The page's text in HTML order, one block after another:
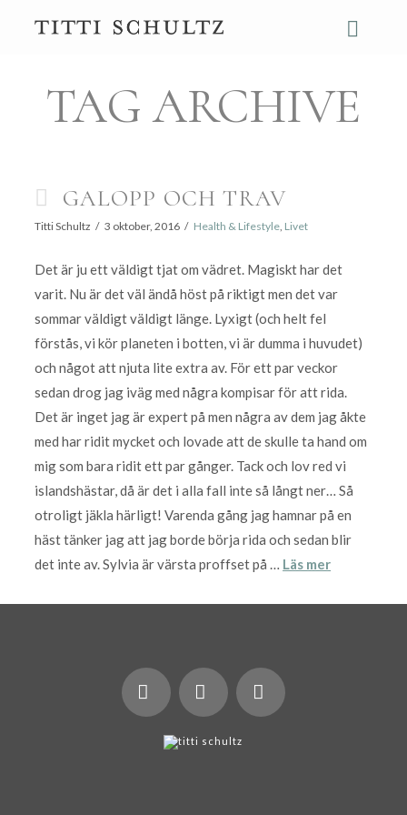
TAG ARCHIVE
GALOPP OCH TRAV
Titti Schultz 3 oktober, 2016 Health & Lifestyle, Livet
Det är ju ett väldigt tjat om vädret. Magiskt har det
varit. Nu är det väl ändå höst på riktigt men det var
sommar väldigt väldigt länge. Lyxigt (och helt fel
förstås, vi kör planeten i botten, vi är dumma i huvudet)
och något att njuta lite extra av. För ett par veckor
sedan drog jag iväg med några kompisar för att rida.
Det är inget jag är expert på men några av dem jag åkte
med har ridit mycket och lovade att de skulle ta hand om
mig som bara ridit ett par gånger. Tack och lov red vi
islandshästar, då är det i alla fall inte så långt ner… Så
otroligt jäkla härligt! Varenda gång jag hamnar på en
häst tänker jag att jag borde börja rida och sedan blir
det inte av. Sylvia är värsta proffset på … Läs mer
LinkedIn